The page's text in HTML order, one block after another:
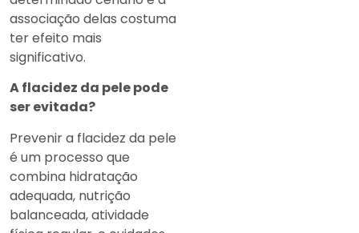
associação delas costuma
ter efeito mais
significativo.
A flacidez da pele pode
ser evitada?
Prevenir a flacidez da pele
é um processo que
combina hidratação
adequada, nutrição
balanceada, atividade